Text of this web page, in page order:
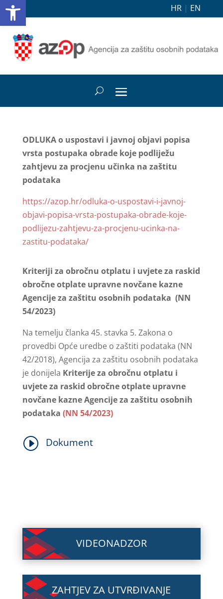
HR | EN
ODLUKA o uspostavi i javnoj objavi popisa
vrsta postupaka obrade koje podliježu
zahtjevu za procjenu učinka na zaštitu
podataka
https://azop.hr/odluka-o-uspostavi-i-javnoj-
objavi-popisa-vrsta-postupaka-obrade-koje-
podlijezu-zahtjevu-za-procjenu-ucinka-na-
zastitu-podataka/
Kriteriji za obročnu otplatu i uvjete za raskid
obročne otplate upravne novčane kazne
Agencije za zaštitu osobnih podataka (NN
54/2023)
Na temelju članka 45. stavka 5. Zakona o
provedbi Opće uredbe o zaštiti podataka (NN
42/2018), Agencija za zaštitu osobnih podataka
je donijela Kriterije za obročnu otplatu i
uvjete za raskid obročne otplate upravne
novčane kazne Agencije za zaštitu osobnih
podataka (NN 54/2023)
I Dokument
VIDEONADZOR
ZAHTJEV ZA UTVRĐIVANJE